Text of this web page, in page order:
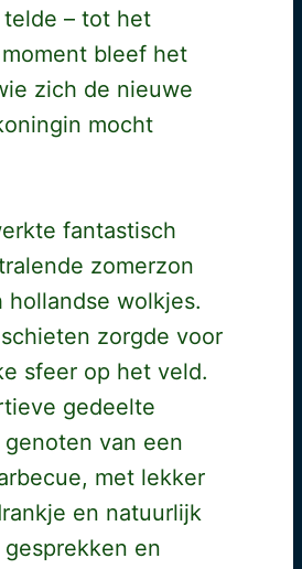
– tot het
bleef het
zich de nieuwe
mocht
fantastisch
zomerzon
hollandse wolkjes.
zorgde voor
sfeer op het veld.
gedeelte
van een
met lekker
en natuurlijk
en